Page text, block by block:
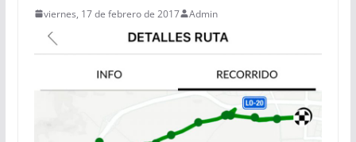
viernes, 17 de febrero de 2017 Admin